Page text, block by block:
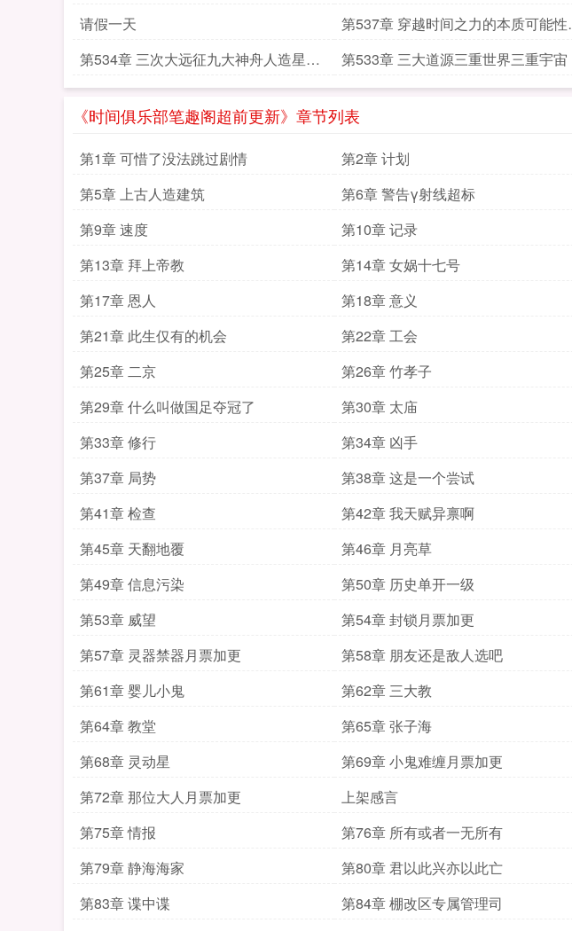
请假一天
第537章 穿越时间之力的本质可能性
光初见上帝
第534章 三次大远征九大神舟人造星体
上帝远征
第533章 三大道源三重世界三重宇宙
《时间俱乐部笔趣阁超前更新》章节列表
第1章 可惜了没法跳过剧情 第2章 计划
第5章 上古人造建筑
第6章 警告γ射线超标
第9章 速度
第10章 记录
第13章 拜上帝教
第14章 女娲十七号
第17章 恩人
第18章 意义
第21章 此生仅有的机会
第22章 工会
第25章 二京
第26章 竹孝子
第29章 什么叫做国足夺冠了
第30章 太庙
第33章 修行
第34章 凶手
第37章 局势
第38章 这是一个尝试
第41章 检查
第42章 我天赋异禀啊
第45章 天翻地覆
第46章 月亮草
第49章 信息污染
第50章 历史单开一级
第53章 威望
第54章 封锁月票加更
第57章 灵器禁器月票加更
第58章 朋友还是敌人选吧
第61章 婴儿小鬼
第62章 三大教
第64章 教堂
第65章 张子海
第68章 灵动星
第69章 小鬼难缠月票加更
第72章 那位大人月票加更
上架感言
第75章 情报
第76章 所有或者一无所有
第79章 静海海家
第80章 君以此兴亦以此亡
第83章 谍中谍
第84章 棚改区专属管理司